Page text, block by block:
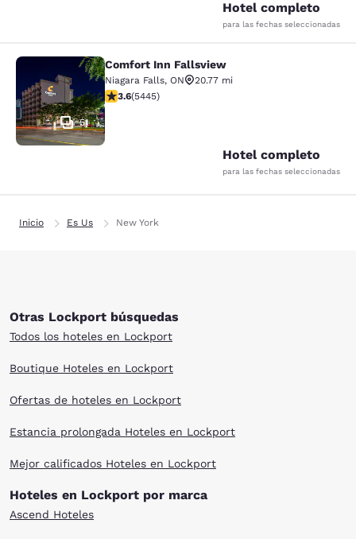
Hotel completo
para las fechas seleccionadas
Comfort Inn Fallsview
51
Comfort Inn Fallsview
Niagara Falls, ON
20.77 mi
calificación de 3.63 estrellas. Bueno. 5445 reseñas
3.6(5445)
Hotel completo
para las fechas seleccionadas
Inicio Es Us New York
Otras Lockport búsquedas
Todos los hoteles en Lockport
Boutique Hoteles en Lockport
Ofertas de hoteles en Lockport
Estancia prolongada Hoteles en Lockport
Mejor calificados Hoteles en Lockport
Hoteles en Lockport por marca
Ascend Hoteles